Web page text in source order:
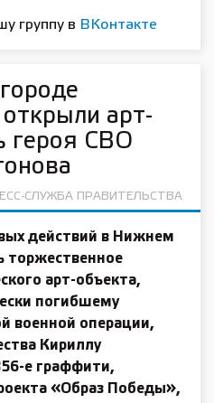
группу в ВКонтакте
арт-
героя СВО
СЛУЖБА ПРАВИТЕЛЬСТВА
действий в Нижнем
торжественное
арт-объекта,
погибшему
военной операции,
Кириллу
е граффити,
«Образ Победы»,